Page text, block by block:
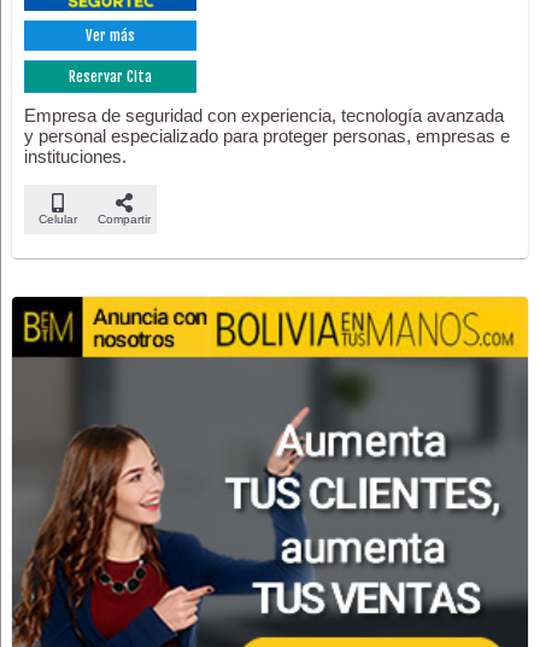
Ver más
Reservar Cita
Empresa de seguridad con experiencia, tecnología avanzada
y personal especializado para proteger personas, empresas e
instituciones.
Celular Compartir